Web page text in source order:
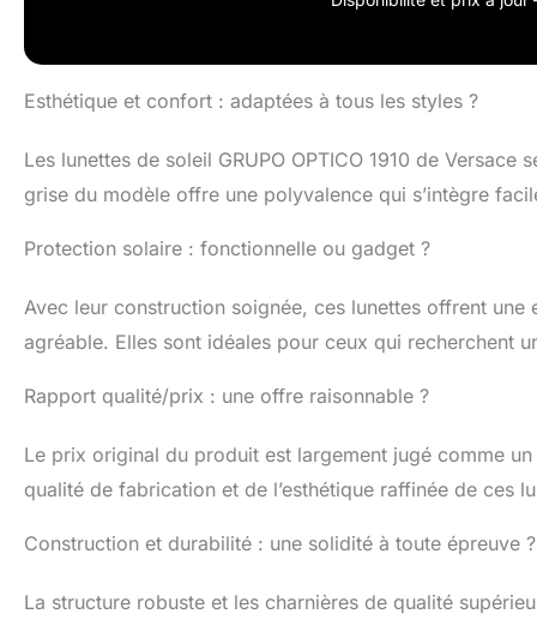
Esthétique et confort : adaptées à tous les styles ?
Les lunettes de soleil GRUPO OPTICO 1910 de
grise du modèle offre une polyvalence qui s’intègre
Protection solaire : fonctionnelle ou gadget ?
Avec leur construction soignée, ces lunettes offrent
agréable. Elles sont idéales pour ceux qui recherchent
Rapport qualité/prix : une offre raisonnable ?
Le prix original du produit est largement jugé comme
qualité de fabrication et de l’esthétique raffinée de ces
Construction et durabilité : une solidité à toute épreuve ?
La structure robuste et les charnières de qualité